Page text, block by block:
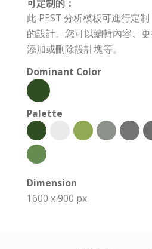
可定制的：
此 PEST 分析模板可進行定
的設計。您可以編輯內容、更
添加或刪除設計塊等。
Dominant Color
Palette
Dimension
1600 x 900 px